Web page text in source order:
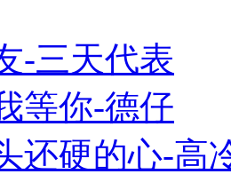
-三天代表
等你-德仔
还硬的心-高